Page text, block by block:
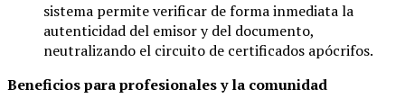
sistema permite verificar de forma inmediata la
autenticidad del emisor y del documento,
neutralizando el circuito de certificados apócrifos.
Beneficios para profesionales y la comunidad